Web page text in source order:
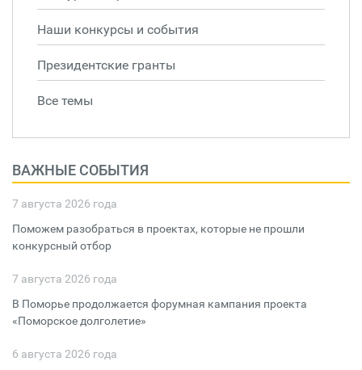
Наши конкурсы и события
Президентские гранты
Все темы
ВАЖНЫЕ СОБЫТИЯ
7 августа 2026 года
Поможем разобраться в проектах, которые не прошли
конкурсный отбор
7 августа 2026 года
В Поморье продолжается форумная кампания проекта
«Поморское долголетие»
6 августа 2026 года